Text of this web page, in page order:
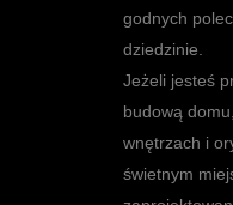
godnych
dziedzinie.
Jeżeli jesteś
budową
wnętrzach i
świetnym